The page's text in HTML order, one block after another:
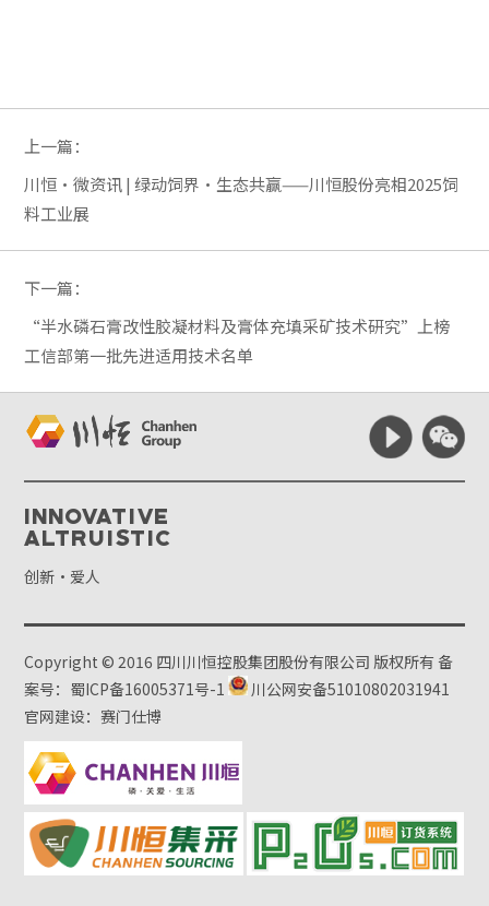
上一篇：
川恒·微资讯 | 绿动饲界·生态共赢——川恒股份亮相2025饲
料工业展
下一篇：
“半水磷石膏改性胶凝材料及膏体充填采矿技术研究”上榜
工信部第一批先进适用技术名单
Innovative
Altruistic
创新·爱人
Copyright © 2016 四川川恒控股集团股份有限公司 版权所有备
案号：蜀ICP备16005371号-1
川公网安备51010802031941
官网建设：赛门仕博